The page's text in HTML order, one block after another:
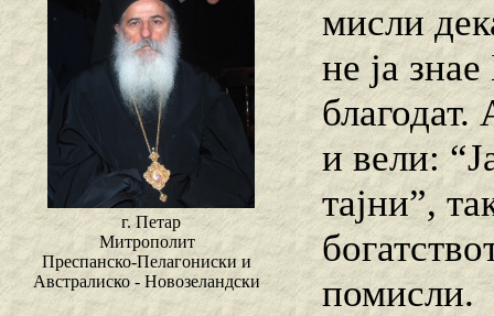
г. Петар
Митрополит
Преспанско-Пелагониски и
Австралиско - Новозеландски
мисли
не ја
и вели:
тајни”,
помисли.